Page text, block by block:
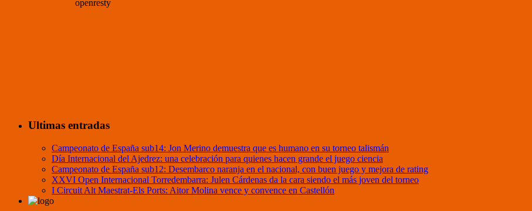
Ultimas entradas
Campeonato de España sub14: Jon Merino demuestra que es humano en su torneo talismán
Día Internacional del Ajedrez: una celebración para quienes hacen grande el juego ciencia
Campeonato de España sub12: Desembarco naranja en el nacional, con buen juego y mejora de rating
XXVI Open Internacional Torredembarra: Julen Cárdenas da la cara siendo el más joven del torneo
I Circuit Alt Maestrat-Els Ports: Aitor Molina vence y convence en Castellón